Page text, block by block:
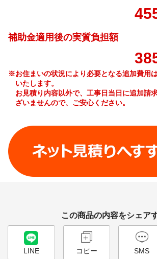
補助金適用後の実質負担額
※お住まいの状況により必要となる追加費用
いたします。
お見積り内容以外で、工事日当日に追加請
ざいませんので、ご安心ください。
この商品の内容をシェア
LINE コピー SMS